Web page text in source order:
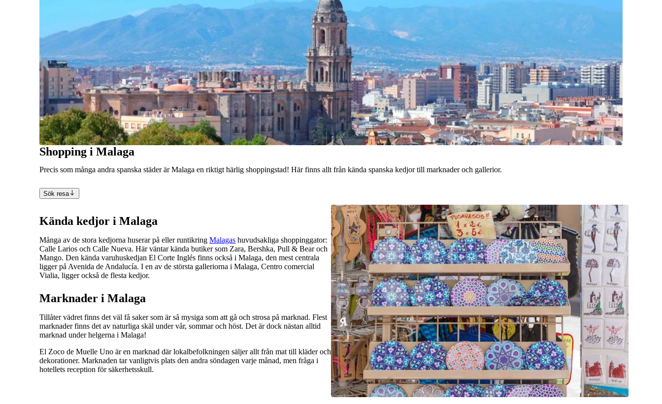
Shopping i Malaga
Precis som många andra spanska städer är Malaga en riktigt härlig shoppingstad! Här finns allt från kända spanska kedjor till marknader och gallerior.
Sök resa
Kända kedjor i Malaga
Många av de stora kedjorna huserar på eller runtikring Malagas huvudsakliga shoppinggator:
Calle Larios och Calle Nueva. Här väntar kända butiker som Zara, Bershka, Pull & Bear och
Mango. Den kända varuhuskedjan El Corte Inglés finns också i Malaga, den mest centrala
ligger på Avenida de Andalucía. I en av de största galleriorna i Malaga, Centro comercial
Vialia, ligger också de flesta kedjor.
Marknader i Malaga
Tillåter vädret finns det väl få saker som är så mysiga som att gå och strosa på marknad. Flest
marknader finns det av naturliga skäl under vår, sommar och höst. Det är dock nästan alltid
marknad under helgerna i Malaga!
El Zoco de Muelle Uno är en marknad där lokalbefolkningen säljer allt från mat till kläder och
dekorationer. Marknaden tar vanligtvis plats den andra söndagen varje månad, men fråga i
hotellets reception för säkerhetsskull.